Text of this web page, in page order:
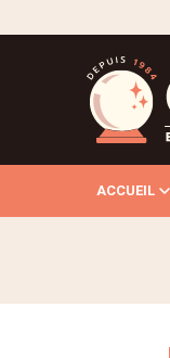
ACCUEIL